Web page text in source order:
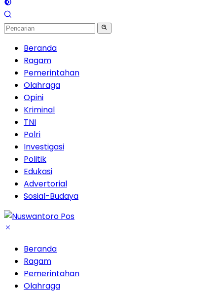
Beranda
Ragam
Pemerintahan
Olahraga
Opini
Kriminal
TNI
Polri
Investigasi
Politik
Edukasi
Advertorial
Sosial-Budaya
Beranda
Ragam
Pemerintahan
Olahraga